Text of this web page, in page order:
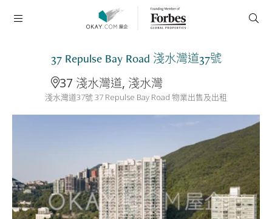
37 Repulse Bay Road 淺水灣道37號
37 淺水灣道, 淺水灣
淺水灣道37號 37 Repulse Bay Road 物業出售及出租